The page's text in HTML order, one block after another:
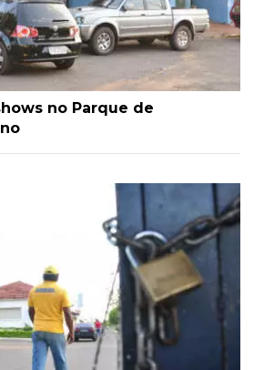
no Parque de